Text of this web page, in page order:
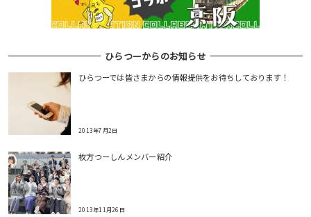
ひらつーからのお知らせ
ひらつーでは皆さまからの情報提供をお待ちしております！
2013年7月2日
枚方つーしんメンバー紹介
2013年11月26日